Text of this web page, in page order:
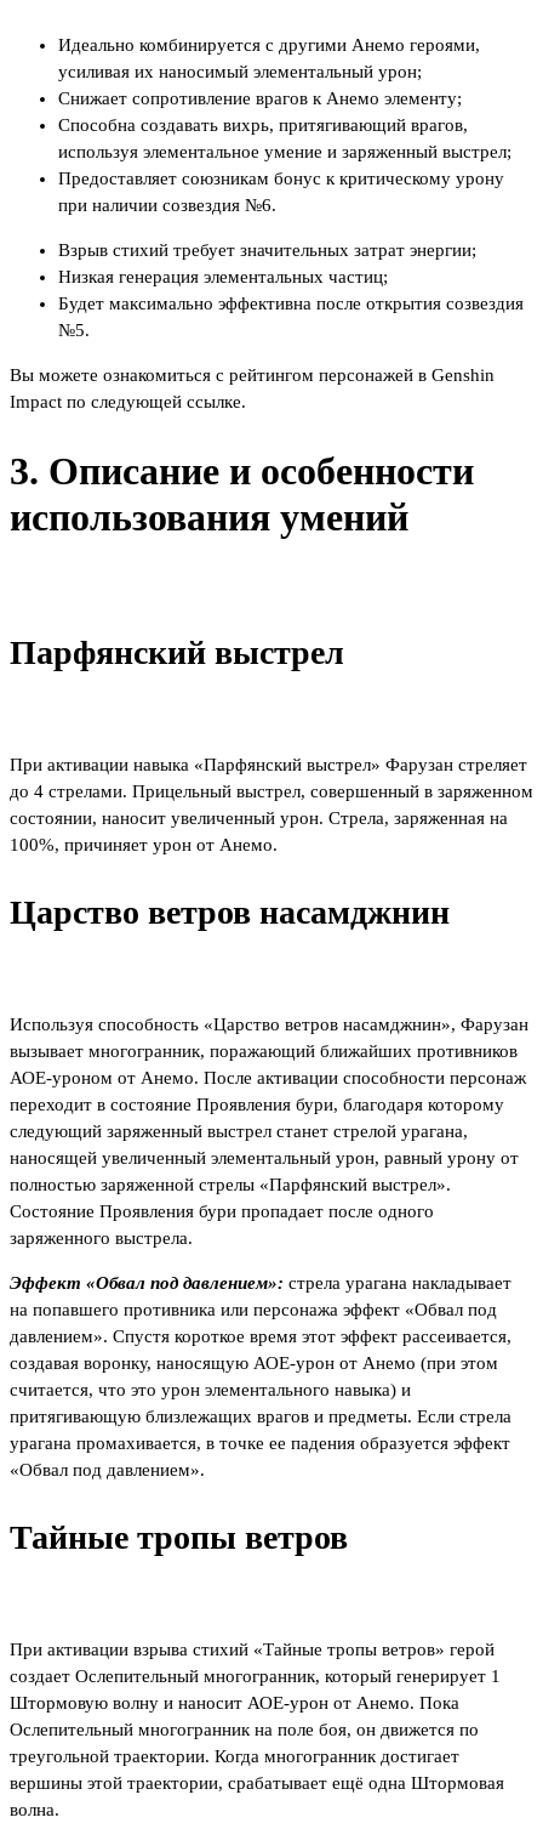
Идеально комбинируется с другими Анемо героями,
усиливая их наносимый элементальный урон;
Снижает сопротивление врагов к Анемо элементу;
Способна создавать вихрь, притягивающий врагов,
используя элементальное умение и заряженный выстрел;
Предоставляет союзникам бонус к критическому урону
при наличии созвездия №6.
Взрыв стихий требует значительных затрат энергии;
Низкая генерация элементальных частиц;
Будет максимально эффективна после открытия созвездия
№5.
Вы можете ознакомиться с рейтингом персонажей в Genshin
Impact по следующей ссылке.
3. Описание и особенности
использования умений
Парфянский выстрел
При активации навыка «Парфянский выстрел» Фарузан стреляет
до 4 стрелами. Прицельный выстрел, совершенный в заряженном
состоянии, наносит увеличенный урон. Стрела, заряженная на
100%, причиняет урон от Анемо.
Царство ветров насамджнин
Используя способность «Царство ветров насамджнин», Фарузан
вызывает многогранник, поражающий ближайших противников
АОЕ-уроном от Анемо. После активации способности персонаж
переходит в состояние Проявления бури, благодаря которому
следующий заряженный выстрел станет стрелой урагана,
наносящей увеличенный элементальный урон, равный урону от
полностью заряженной стрелы «Парфянский выстрел».
Состояние Проявления бури пропадает после одного
заряженного выстрела.
Эффект «Обвал под давлением»: стрела урагана накладывает
на попавшего противника или персонажа эффект «Обвал под
давлением». Спустя короткое время этот эффект рассеивается,
создавая воронку, наносящую АОЕ-урон от Анемо (при этом
считается, что это урон элементального навыка) и
притягивающую близлежащих врагов и предметы. Если стрела
урагана промахивается, в точке ее падения образуется эффект
«Обвал под давлением».
Тайные тропы ветров
При активации взрыва стихий «Тайные тропы ветров» герой
создает Ослепительный многогранник, который генерирует 1
Штормовую волну и наносит АОЕ-урон от Анемо. Пока
Ослепительный многогранник на поле боя, он движется по
треугольной траектории. Когда многогранник достигает
вершины этой траектории, срабатывает ещё одна Штормовая
волна.